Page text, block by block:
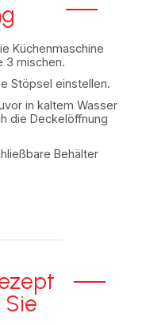
Küchenmaschine
3 mischen.
Stöpsel einstellen.
in kaltem Wasser
die Deckelöffnung
Behälter